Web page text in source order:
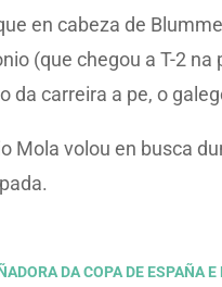
en cabeza de
(que chegou a T-2
da carreira a pe, o
Mola volou en busca
DA COPA DE ESPAÑA